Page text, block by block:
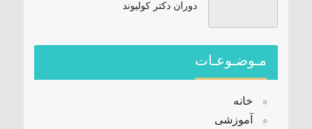
دوران دکتر کولیوند
مـوضـوعـات
خانه
آموزشی